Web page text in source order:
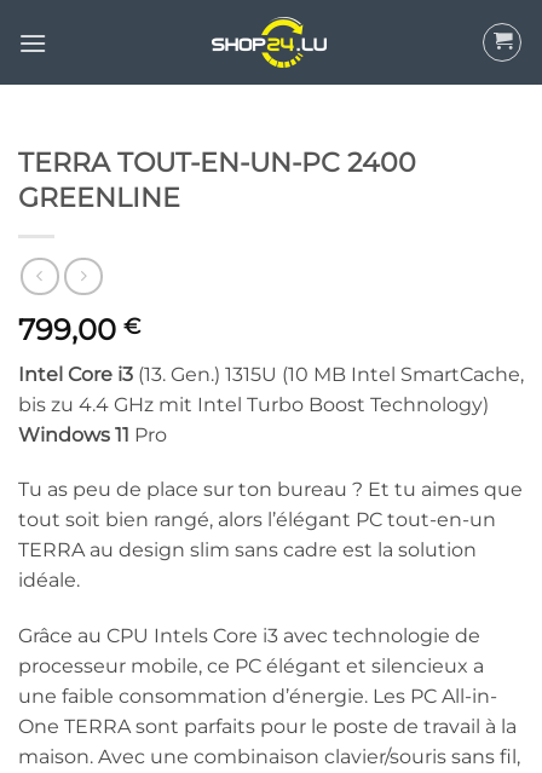
au
TERRA TOUT-EN-UN-PC 2400
GREENLINE
799,00 €
Intel Core i3 (13. Gen.) 1315U (10 MB Intel SmartCache,
bis zu 4.4 GHz mit Intel Turbo Boost Technology)
Windows 11 Pro
Tu as peu de place sur ton bureau ? Et tu aimes que
tout soit bien rangé, alors l’élégant PC tout-en-un
TERRA au design slim sans cadre est la solution
idéale.
Grâce au CPU Intels Core i3 avec technologie de
processeur mobile, ce PC élégant et silencieux a
une faible consommation d’énergie. Les PC All-in-
One TERRA sont parfaits pour le poste de travail à la
maison. Avec une combinaison clavier/souris sans fil,